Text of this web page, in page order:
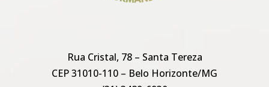
Rua Cristal, 78 – Santa Tereza
CEP 31010-110 – Belo Horizonte/MG